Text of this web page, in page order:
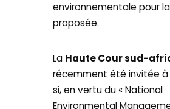
environnementale pour
proposée.
La Haute Cour sud-
récemment été invitée à
si, en vertu du « National
Environmental